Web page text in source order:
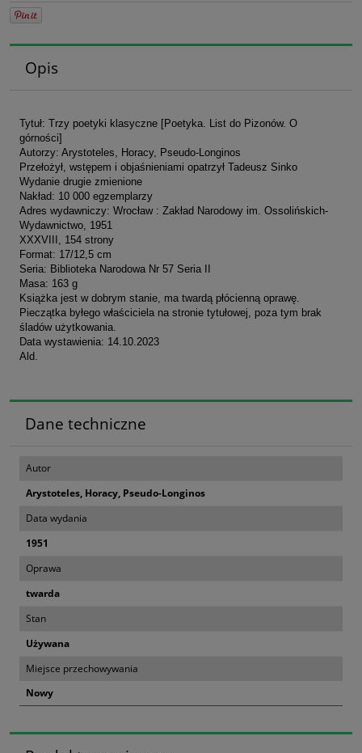
Opis
Tytuł: Trzy poetyki klasyczne [Poetyka. List do Pizonów. O
górności]
Autorzy: Arystoteles, Horacy, Pseudo-Longinos
Przełożył, wstępem i objaśnieniami opatrzył Tadeusz Sinko
Wydanie drugie zmienione
Nakład: 10 000 egzemplarzy
Adres wydawniczy: Wrocław : Zakład Narodowy im. Ossolińskich-
Wydawnictwo, 1951
XXXVIII, 154 strony
Format: 17/12,5 cm
Seria: Biblioteka Narodowa Nr 57 Seria II
Masa: 163 g
Książka jest w dobrym stanie, ma twardą płócienną oprawę.
Pieczątka byłego właściciela na stronie tytułowej, poza tym brak
śladów użytkowania.
Data wystawienia: 14.10.2023
Ald.
Dane techniczne
Autor
Arystoteles, Horacy, Pseudo-Longinos
Data wydania
1951
Oprawa
twarda
Stan
Używana
Miejsce przechowywania
Nowy